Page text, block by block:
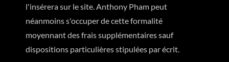
l'insérera sur le site. Anthony Pham peut
néanmoins s'occuper de cette formalité
moyennant des frais supplémentaires sauf
dispositions particulières stipulées par écrit.